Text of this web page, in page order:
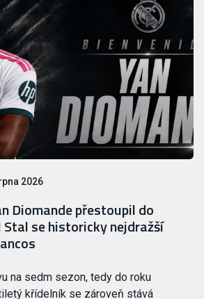
2026
Diomande přestoupil do
se historicky nejdražší
na sedm sezon, tedy do roku
křídelník se zároveň stává